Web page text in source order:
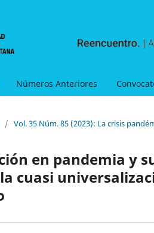
Números Anteriores
/ Vol. 35 Núm. 85 (2023): La crisis
en pandemia y
cuasi